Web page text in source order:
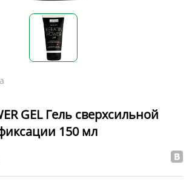
GEL Гель сверхсильной
150 мл